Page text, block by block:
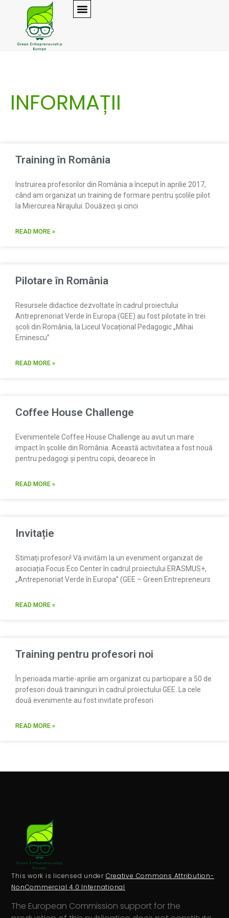
INFORMAȚII
Training în România
Instruirea profesorilor din România a început în aprilie 2017,
când am organizat un training de formare pentru școlile pilot
la Miercurea Nirajului. Douăzeci și cinci
READ MORE »
Pilotare în România
Resursele didactice dezvoltate în cadrul proiectului
Antreprenoriat Verde în Europa (GEE) au fost pilotate în trei
școli din România, la Liceul Vocațional Pedagogic „Mihai
Eminescu”
READ MORE »
Coffee House Challenge
Evenimentele Coffee House Challenge au avut un mare
impact în școlile din România. Această activitatea a fost nouă
pentru pedagogi și pentru copii, deoarece în
READ MORE »
Invitație
Stimați profesori! Vă invităm la un eveniment organizat de
asociația Focus Eco Center în cadrul proiectului ERASMUS+,
„Antrepenoriat Verde în Europa” (GEE – Green Entrepreneurs
READ MORE »
Training pentru profesori noi
În perioada martie-aprilie am organizat cu participare a 50 de
profesori două traininguri în cadrul proiectului GEE. La cele
două evenimente au fost invitate profesori
READ MORE »
This work is licensed under Creative Commons Attribution-
NonCommercial 4.0 International
The European Commission support for the